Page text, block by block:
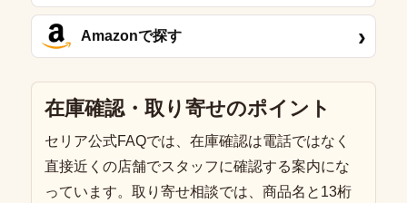
Amazonで探す ›
在庫確認・取り寄せのポイント
セリア公式FAQでは、在庫確認は電話ではなく
直接近くの店舗でスタッフに確認する案内にな
っています。取り寄せ相談では、商品名と13桁